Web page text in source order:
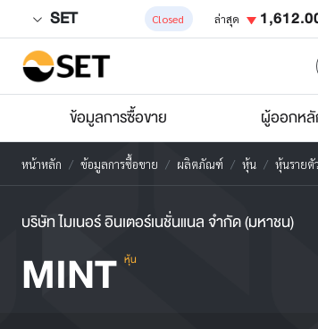
SET Closed ล่าสุด
ข้อมูลการซื้อขาย ผู้ออกห
หน้าหลัก ข้อมูลการซื้อขาย ผลิตภัณฑ์ หุ้น หุ้นรายตัว
บริษัท ไมเนอร์ อินเตอร์เนชั่นแนล จำกัด (มหาชน)
MINT หุ้น